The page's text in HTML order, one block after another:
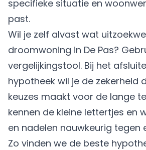
specifieke situatie en
past.
Wil je zelf alvast wat
droomwoning in De Pas?
vergelijkingstool. Bij het
hypotheek wil je de zekerheid
keuzes maakt voor de lange
kennen de kleine lettertjes en
en nadelen nauwkeurig tegen
Zo vinden we de beste